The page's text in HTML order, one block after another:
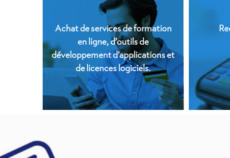
Achat de services de formation
en ligne, d’outils de
développement d’applications et
de licences logiciels.